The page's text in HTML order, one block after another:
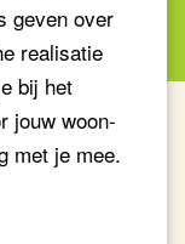
geven over
realisatie
bij het
jouw woon-
met je mee.